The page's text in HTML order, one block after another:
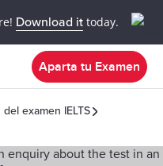
Download it today.
Aparta tu Examen
examen IELTS